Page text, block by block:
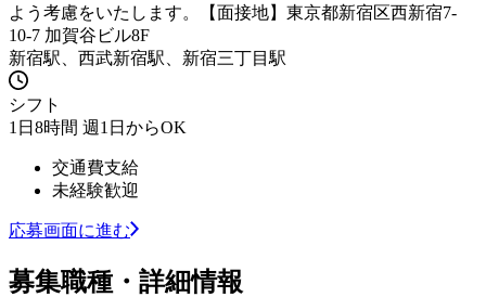
よう考慮をいたします。【面接地】東京都新宿区西新宿7-
10-7 加賀谷ビル8F
新宿駅、西武新宿駅、新宿三丁目駅
シフト
1日8時間 週1日からOK
交通費支給
未経験歓迎
応募画面に進む
募集職種・詳細情報